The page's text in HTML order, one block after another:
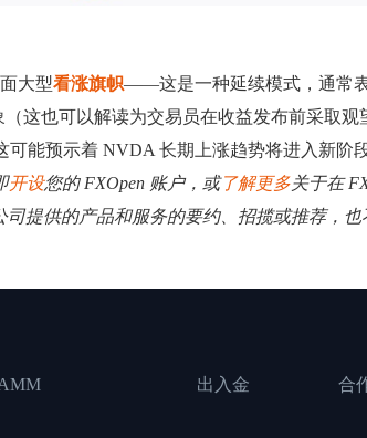
大型看涨旗帜——这是一种延续模式，通常表
这也可以解读为交易员在收益发布前采取观
能预示着 NVDA 长期上涨趋势将进入新阶
开设您的 FXOpen 账户，或了解更多关于在
提供的产品和服务的要约、招揽或推荐，也
出入金 合